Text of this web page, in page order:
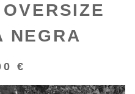
NEGRA
€